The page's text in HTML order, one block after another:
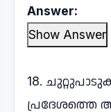
Answer:
Show Answer
18.
പ്രദേശത്തെ